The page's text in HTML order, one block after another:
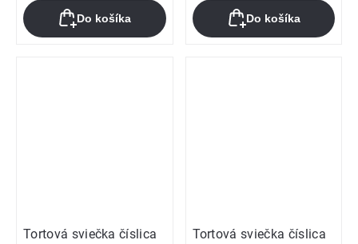
Do košíka Do košíka
Tortová sviečka číslica
Tortová sviečka číslica